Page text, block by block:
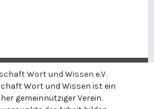
Wort und Wissen e.V.
Wort und Wissen ist ein
gemeinnütziger Verein.